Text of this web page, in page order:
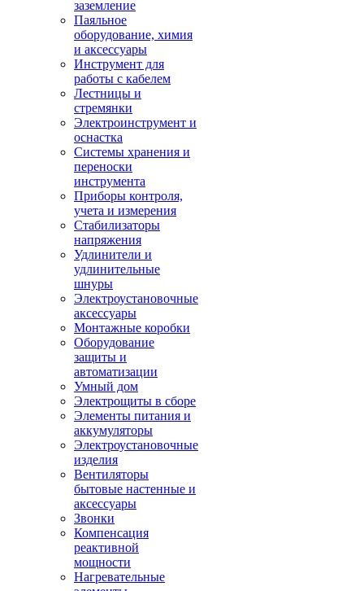
заземление
Паяльное
оборудование, химия
и аксессуары
Инструмент для
работы с кабелем
Лестницы и
стремянки
Электроинструмент и
оснастка
Системы хранения и
переноски
инструмента
Приборы контроля,
учета и измерения
Стабилизаторы
напряжения
Удлинители и
удлинительные
шнуры
Электроустановочные
аксессуары
Монтажные коробки
Оборудование
защиты и
автоматизации
Умный дом
Электрощиты в сборе
Элементы питания и
аккумуляторы
Электроустановочные
изделия
Вентиляторы
бытовые настенные и
аксессуары
Звонки
Компенсация
реактивной
мощности
Нагревательные